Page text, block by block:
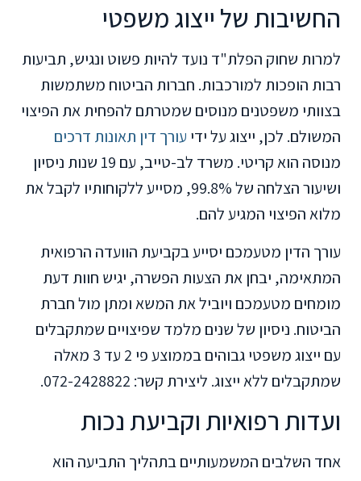
החשיבות של ייצוג משפטי
למרות שחוק הפלת"ד נועד להיות פשוט ונגיש, תביעות
רבות הופכות למורכבות. חברות הביטוח משתמשות
בצוותי משפטנים מנוסים שמטרתם להפחית את הפיצוי
המשולם. לכן, ייצוג על ידי עורך דין תאונות דרכים
מנוסה הוא קריטי. משרד לב-טייב, עם 19 שנות ניסיון
ושיעור הצלחה של 99.8%, מסייע ללקוחותיו לקבל את
מלוא הפיצוי המגיע להם.
עורך הדין מטעמכם יסייע בקביעת הוועדה הרפואית
המתאימה, יבחן את הצעות הפשרה, יגיש חוות דעת
מומחים מטעמכם ויוביל את המשא ומתן מול חברת
הביטוח. ניסיון של שנים מלמד שפיצויים שמתקבלים
עם ייצוג משפטי גבוהים בממוצע פי 2 עד 3 מאלה
שמתקבלים ללא ייצוג. ליצירת קשר: 072-2428822.
ועדות רפואיות וקביעת נכות
אחד השלבים המשמעותיים בתהליך התביעה הוא